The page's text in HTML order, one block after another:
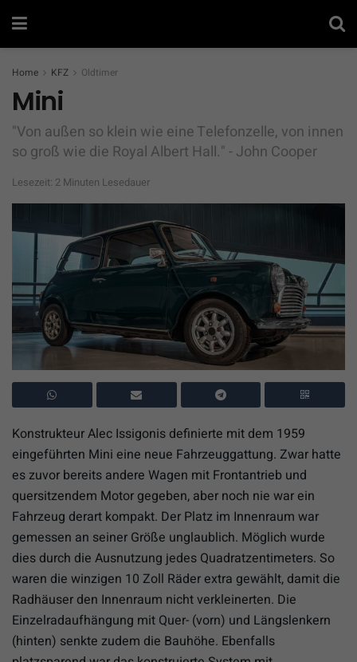
Home KFZ Oldtimer
Mini
"Von außen so klein wie eine Telefonzelle, von innen
so groß wie die Royal Albert Hall." - John Cooper
Lesezeit: 2 Minuten Lesedauer
Konstrukteur Alec Issigonis definierte mit dem 1959
eingeführten Mini eine neue Fahrzeuggattung. Zwar hatte
es zuvor bereits andere Wagen mit Frontantrieb und
quersitzendem Motor gegeben, aber noch nie war ein
Fahrzeug derart kompakt. Der Platz im Innenraum war
gemessen an seiner Größe unglaublich. Möglich wurde
dies durch die Ausnutzung jedes Quadratzentimeters. So
waren die winzigen 10 Zoll Räder extra gewählt, damit die
Radhäuser den Innenraum nicht verkleinerten. Die
Einzelradaufhängung mit Quer- (vorn) und Längslenkern
(hinten) senkte zudem die Bauhöhe. Ebenfalls